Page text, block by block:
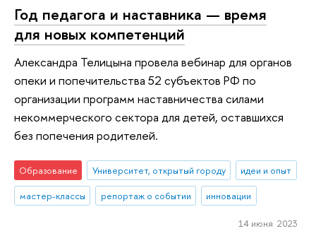
Год педагога и наставника — время
для новых компетенций
Александра Телицына провела вебинар для органов
опеки и попечительства 52 субъектов РФ по
организации программ наставничества силами
некоммерческого сектора для детей, оставшихся
без попечения родителей.
Образование Университет, открытый городу
идеи и опыт
мастер-классы
репортаж о событии инновации
14 июня 2023